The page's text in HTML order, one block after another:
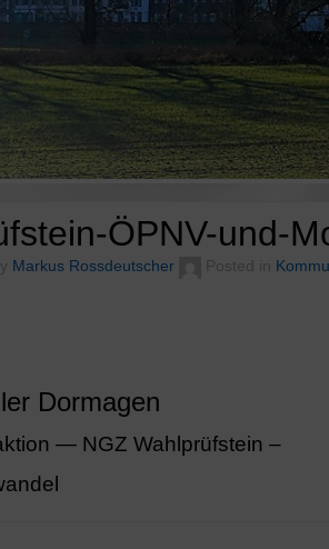
ÖPNV-und-
Markus Rossdeutscher
Dormagen
— NGZ Wahlprüfstein –